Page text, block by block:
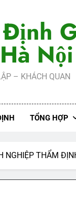
Nội
– KHÁCH QUAN
TỔNG HỢP
NGHIỆP THẨM